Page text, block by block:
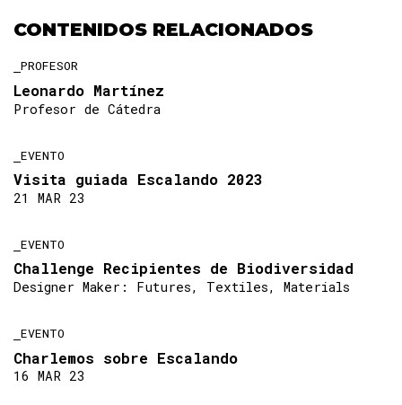
CONTENIDOS RELACIONADOS
PROFESOR
Leonardo Martínez
Profesor de Cátedra
EVENTO
Visita guiada Escalando 2023
21 MAR 23
EVENTO
Challenge Recipientes de Biodiversidad
Designer Maker: Futures, Textiles, Materials
EVENTO
Charlemos sobre Escalando
16 MAR 23